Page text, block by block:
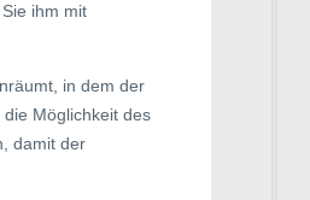
ihm mit
in dem der
Möglichkeit des
damit der